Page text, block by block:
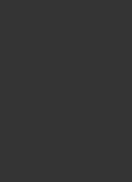
CHRYSTIE